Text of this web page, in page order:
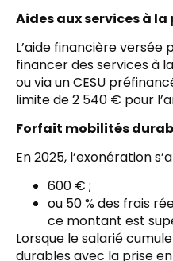
Aides aux services à la
L’aide financière versée
financer des services à
ou via un CESU
limite de 2 540 € pour
Forfait mobilités
En 2025, l’exonération
600 € ;
ou 50 % des frais
ce montant est
Lorsque le salarié
durables avec la prise